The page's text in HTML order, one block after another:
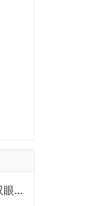
西安知名的双眼皮医生都有谁？宋蔚、张沙沙、韩钰博、王璇、张文军谁做双眼皮更好？